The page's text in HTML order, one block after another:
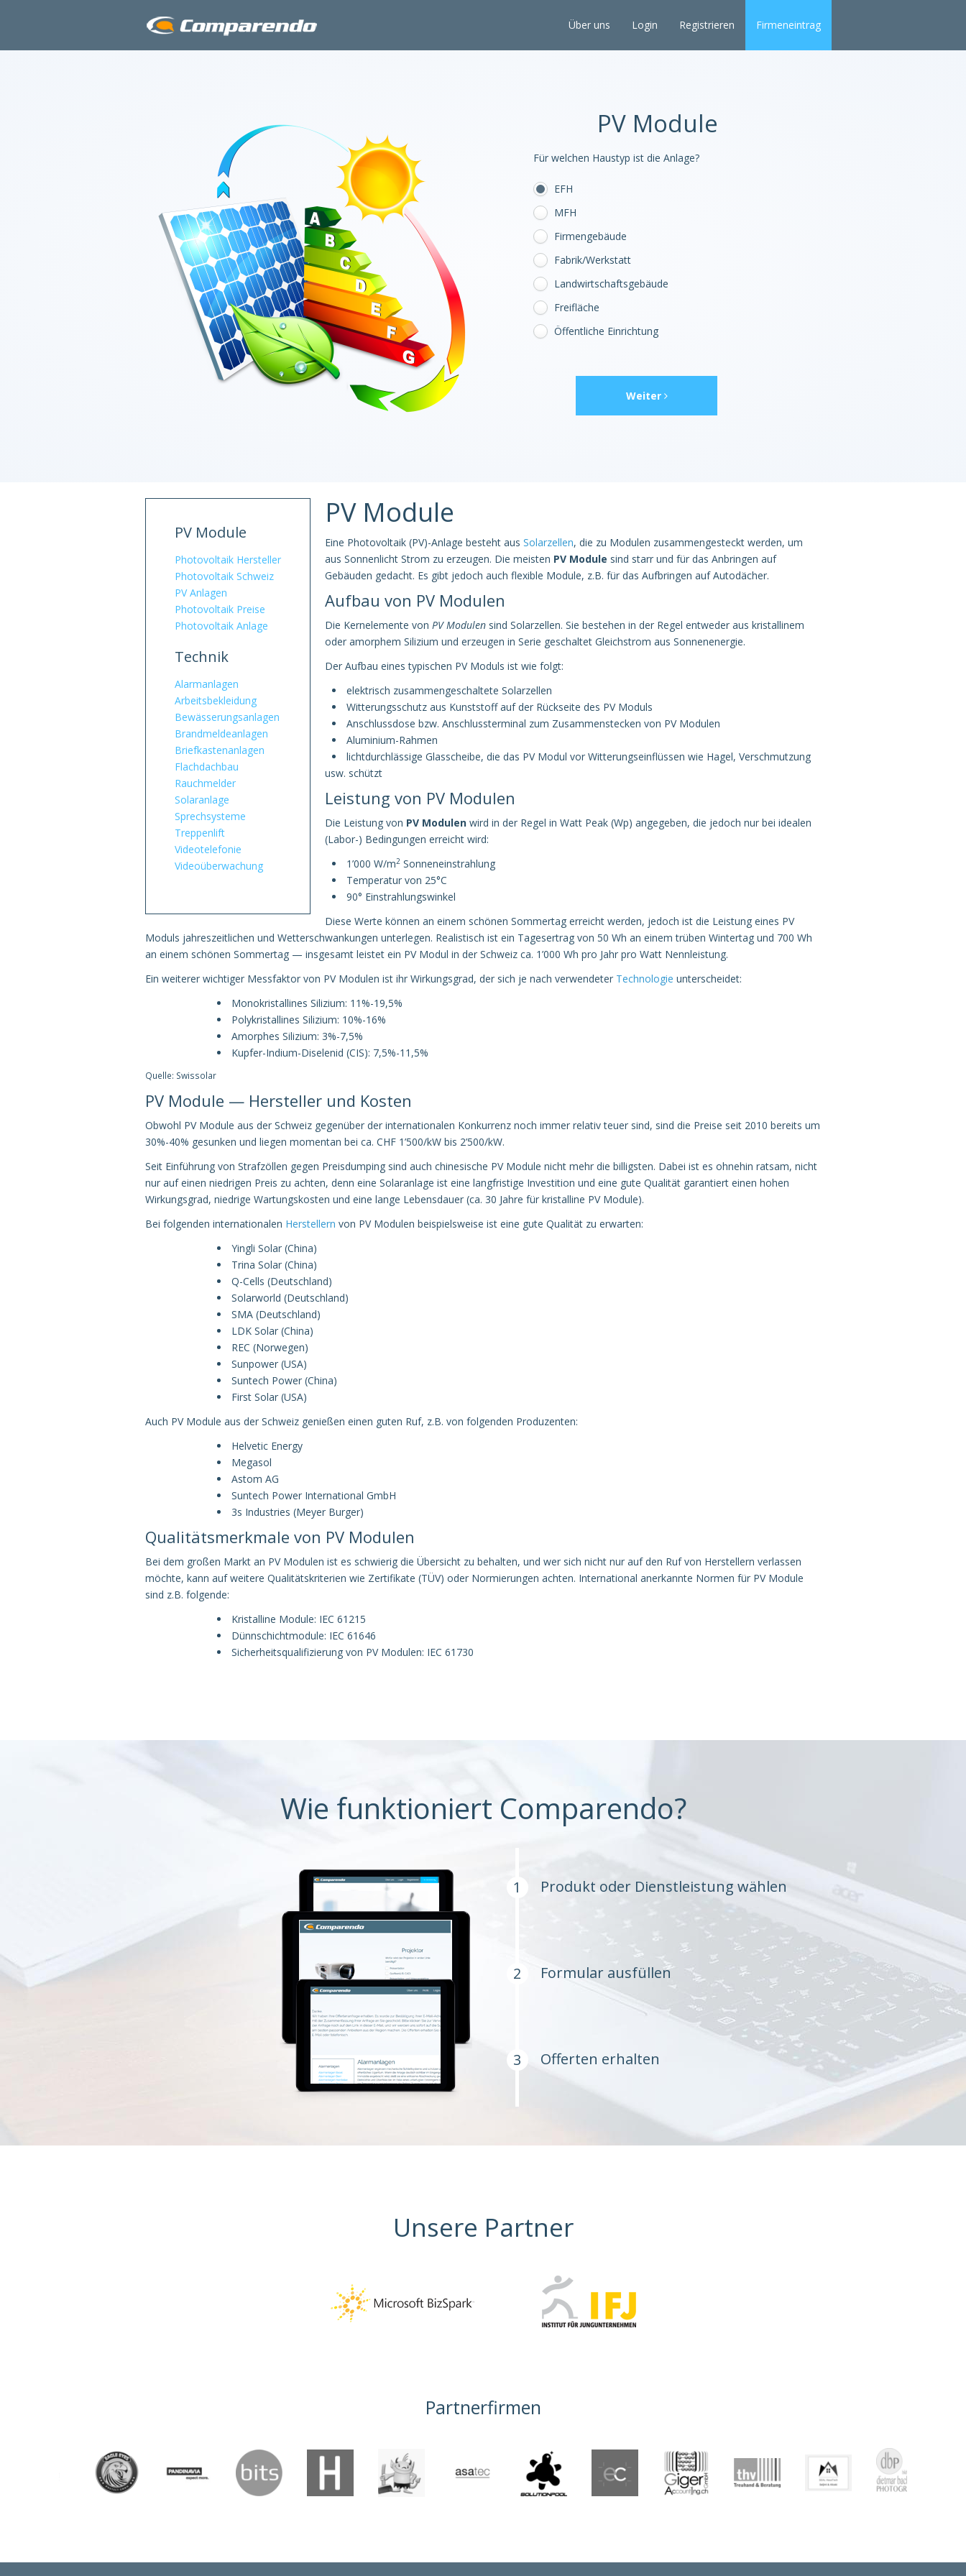
Über uns Login Registrieren Firmeneintrag
PV Module
Für welchen Haustyp ist die Anlage?
EFH
MFH
Firmengebäude
Fabrik/Werkstatt
Landwirtschaftsgebäude
Freifläche
Öffentliche Einrichtung
Weiter
PV Module
Photovoltaik Hersteller
Photovoltaik Schweiz
PV Anlagen
Photovoltaik Preise
Photovoltaik Anlage
Technik
Alarmanlagen
Arbeitsbekleidung
Bewässerungsanlagen
Brandmeldeanlagen
Briefkastenanlagen
Flachdachbau
Rauchmelder
Solaranlage
Sprechsysteme
Treppenlift
Videotelefonie
Videoüberwachung
PV Module
Eine Photovoltaik (PV)-Anlage besteht aus Solarzellen, die zu Modulen zusammengesteckt werden, um
aus Sonnenlicht Strom zu erzeugen. Die meisten PV Module sind starr und für das Anbringen auf
Gebäuden gedacht. Es gibt jedoch auch flexible Module, z.B. für das Aufbringen auf Autodächer.
Aufbau von PV Modulen
Die Kernelemente von PV Modulen sind Solarzellen. Sie bestehen in der Regel entweder aus kristallinem
oder amorphem Silizium und erzeugen in Serie geschaltet Gleichstrom aus Sonnenenergie.
Der Aufbau eines typischen PV Moduls ist wie folgt:
elektrisch zusammengeschaltete Solarzellen
Witterungsschutz aus Kunststoff auf der Rückseite des PV Moduls
Anschlussdose bzw. Anschlussterminal zum Zusammenstecken von PV Modulen
Aluminium-Rahmen
lichtdurchlässige Glasscheibe, die das PV Modul vor Witterungseinflüssen wie Hagel, Verschmutzung
usw. schützt
Leistung von PV Modulen
Die Leistung von PV Modulen wird in der Regel in Watt Peak (Wp) angegeben, die jedoch nur bei idealen
(Labor-) Bedingungen erreicht wird:
1’000 W/m2 Sonneneinstrahlung
Temperatur von 25°C
90° Einstrahlungswinkel
Diese Werte können an einem schönen Sommertag erreicht werden, jedoch ist die Leistung eines PV
Moduls jahreszeitlichen und Wetterschwankungen unterlegen. Realistisch ist ein Tagesertrag von 50 Wh an einem trüben Wintertag und 700 Wh
an einem schönen Sommertag — insgesamt leistet ein PV Modul in der Schweiz ca. 1’000 Wh pro Jahr pro Watt Nennleistung.
Ein weiterer wichtiger Messfaktor von PV Modulen ist ihr Wirkungsgrad, der sich je nach verwendeter Technologie unterscheidet:
Monokristallines Silizium: 11%-19,5%
Polykristallines Silizium: 10%-16%
Amorphes Silizium: 3%-7,5%
Kupfer-Indium-Diselenid (CIS): 7,5%-11,5%
Quelle: Swissolar
PV Module — Hersteller und Kosten
Obwohl PV Module aus der Schweiz gegenüber der internationalen Konkurrenz noch immer relativ teuer sind, sind die Preise seit 2010 bereits um
30%-40% gesunken und liegen momentan bei ca. CHF 1’500/kW bis 2’500/kW.
Seit Einführung von Strafzöllen gegen Preisdumping sind auch chinesische PV Module nicht mehr die billigsten. Dabei ist es ohnehin ratsam, nicht
nur auf einen niedrigen Preis zu achten, denn eine Solaranlage ist eine langfristige Investition und eine gute Qualität garantiert einen hohen
Wirkungsgrad, niedrige Wartungskosten und eine lange Lebensdauer (ca. 30 Jahre für kristalline PV Module).
Bei folgenden internationalen Herstellern von PV Modulen beispielsweise ist eine gute Qualität zu erwarten:
Yingli Solar (China)
Trina Solar (China)
Q-Cells (Deutschland)
Solarworld (Deutschland)
SMA (Deutschland)
LDK Solar (China)
REC (Norwegen)
Sunpower (USA)
Suntech Power (China)
First Solar (USA)
Auch PV Module aus der Schweiz genießen einen guten Ruf, z.B. von folgenden Produzenten:
Helvetic Energy
Megasol
Astom AG
Suntech Power International GmbH
3s Industries (Meyer Burger)
Qualitätsmerkmale von PV Modulen
Bei dem großen Markt an PV Modulen ist es schwierig die Übersicht zu behalten, und wer sich nicht nur auf den Ruf von Herstellern verlassen
möchte, kann auf weitere Qualitätskriterien wie Zertifikate (TÜV) oder Normierungen achten. International anerkannte Normen für PV Module
sind z.B. folgende:
Kristalline Module: IEC 61215
Dünnschichtmodule: IEC 61646
Sicherheitsqualifizierung von PV Modulen: IEC 61730
Wie funktioniert Comparendo?
Produkt oder Dienstleistung wählen
Formular ausfüllen
Offerten erhalten
Unsere Partner
Partnerfirmen